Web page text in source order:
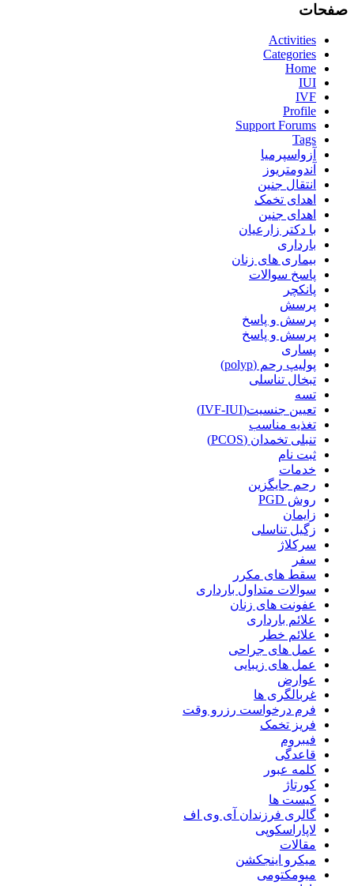
صفحات
Activities
Categories
Home
IUI
IVF
Profile
Support Forums
Tags
آزواسپرمیا
آندومتریوز
انتقال جنین
اهدای تخمک
اهدای جنین
با دکتر زارعیان
بارداری
بیماری های زنان
پاسخ سوالات
پانکچر
پرسش
پرسش و پاسخ
پرسش و پاسخ
پساری
پولیپ رحم (polyp)
تبخال تناسلی
تسه
تعیین جنسیت(IVF-IUI)
تغذیه مناسب
تنبلی تخمدان (PCOS)
ثبت نام
خدمات
رحم جایگزین
روش PGD
زایمان
زگیل تناسلی
سرکلاژ
سفر
سقط های مکرر
سوالات متداول بارداری
عفونت های زنان
علائم بارداری
علائم خطر
عمل های جراحی
عمل های زیبایی
عوارض
غربالگری ها
فرم درخواست رزرو وقت
فریز تخمک
فیبروم
قاعدگی
کلمه عبور
کورتاژ
کیست ها
گالری فرزندان آی وی اف
لاپاراسکوپی
مقالات
میکرو اینجکشن
میومکتومی